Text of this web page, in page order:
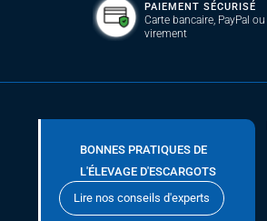
PAIEMENT SÉCURISÉ
Carte bancaire, PayPal ou
virement
BONNES PRATIQUES DE
L'ÉLEVAGE D'ESCARGOTS
Lire nos conseils d'experts